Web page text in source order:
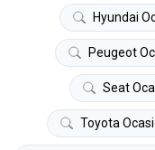
Hyundai
Peugeot
Seat
Toyota